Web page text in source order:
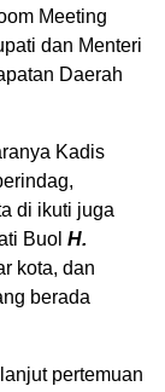
Meeting
dan Menteri
Daerah
Kadis
di ikuti juga
Buol H.
kota, dan
berada
pertemuan